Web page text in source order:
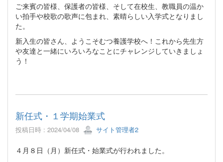
ご来賓の皆様、保護者の皆様、そして在校生、教職員の温か
い拍手や校歌の歌声に包まれ、素晴らしい入学式となりまし
た。
新入生の皆さん、ようこそむつ養護学校へ！これから先生方
や友達と一緒にいろいろなことにチャレンジしていきましょ
う！
新任式・１学期始業式
投稿日時 : 2024/04/08 サイト管理者2
４月８日（月）新任式・始業式が行われました。